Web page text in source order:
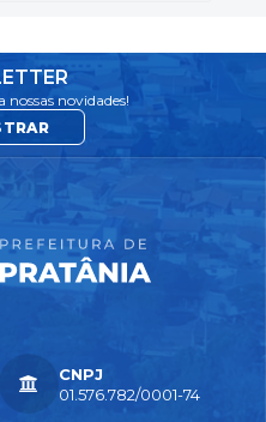
nossas novidades!
CNPJ
01.576.782/0001-74